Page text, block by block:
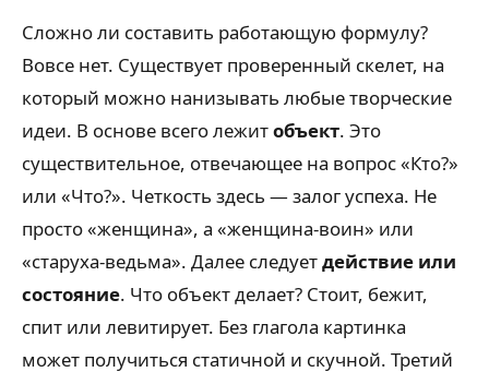
Сложно ли составить работающую формулу?
Вовсе нет. Существует проверенный скелет, на
который можно нанизывать любые творческие
идеи. В основе всего лежитобъект. Это
существительное, отвечающее на вопрос «Кто?»
или «Что?». Четкость здесь — залог успеха. Не
просто «женщина», а «женщина-воин» или
«старуха-ведьма». Далее следуетдействие или
состояние. Что объект делает? Стоит, бежит,
спит или левитирует. Без глагола картинка
может получиться статичной и скучной. Третий